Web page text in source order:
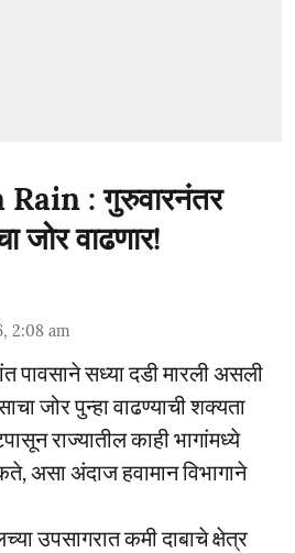
: गुरुवारनंतर
जोर वाढणार!
2:08 am
पावसाने सध्या दडी मारली असली
जोर पुन्हा वाढण्याची शक्यता
राज्यातील काही भागांमध्ये
असा अंदाज हवामान विभागाने
उपसागरात कमी दाबाचे क्षेत्र